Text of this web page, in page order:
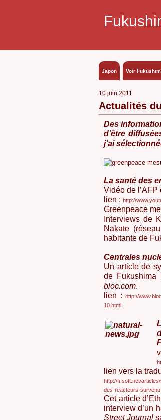
Japon Voir
10 juin 2011
Actualités
Des
d’être
j’ai
La santé des
Vidéo de
lien : http://
Greenpeace
Interviews de
Nakate
habitante de
Centrales
Un article de
de
bloc.com.
lien : http://
10.html
lien vers la
http://fr.sott.net/
des-reacteurs-
Cet article
interview d’un
Street Journal